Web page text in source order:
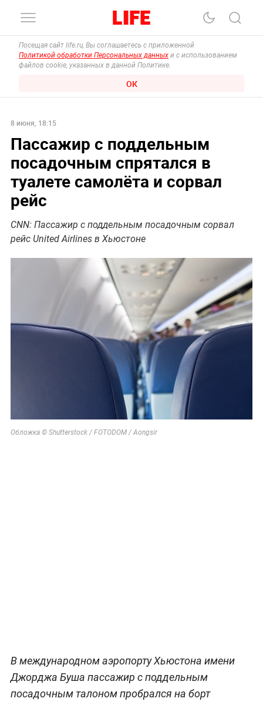
Посещая сайт life.ru, Вы соглашаетесь с приложенной
Политикой обработки Персональных данных и с использованием
файлов cookie, указанных в данной Политике.
ОК
8 июня, 18:15
Пассажир с поддельным
посадочным спрятался в
туалете самолёта и сорвал
рейс
CNN: Пассажир с поддельным посадочным сорвал
рейс United Airlines в Хьюстоне
Обложка © Shutterstock / FOTODOM / Aongsir
В международном аэропорту Хьюстона имени
Джорджа Буша пассажир с поддельным
посадочным талоном пробрался на борт